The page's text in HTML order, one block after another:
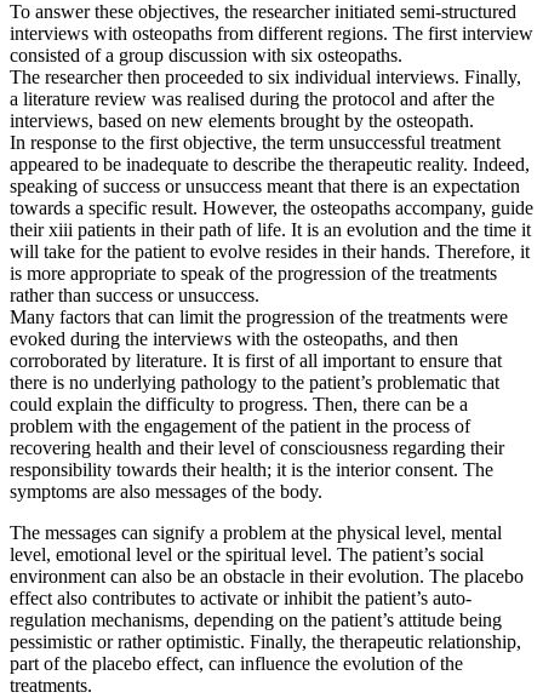
To answer these objectives, the researcher initiated semi-structured
interviews with osteopaths from different regions. The first interview
consisted of a group discussion with six osteopaths.
The researcher then proceeded to six individual interviews. Finally,
a literature review was realised during the protocol and after the
interviews, based on new elements brought by the osteopath.
In response to the first objective, the term unsuccessful treatment
appeared to be inadequate to describe the therapeutic reality. Indeed,
speaking of success or unsuccess meant that there is an expectation
towards a specific result. However, the osteopaths accompany, guide
their xiii patients in their path of life. It is an evolution and the time it
will take for the patient to evolve resides in their hands. Therefore, it
is more appropriate to speak of the progression of the treatments
rather than success or unsuccess.
Many factors that can limit the progression of the treatments were
evoked during the interviews with the osteopaths, and then
corroborated by literature. It is first of all important to ensure that
there is no underlying pathology to the patient’s problematic that
could explain the difficulty to progress. Then, there can be a
problem with the engagement of the patient in the process of
recovering health and their level of consciousness regarding their
responsibility towards their health; it is the interior consent. The
symptoms are also messages of the body.
The messages can signify a problem at the physical level, mental
level, emotional level or the spiritual level. The patient’s social
environment can also be an obstacle in their evolution. The placebo
effect also contributes to activate or inhibit the patient’s auto-
regulation mechanisms, depending on the patient’s attitude being
pessimistic or rather optimistic. Finally, the therapeutic relationship,
part of the placebo effect, can influence the evolution of the
treatments.